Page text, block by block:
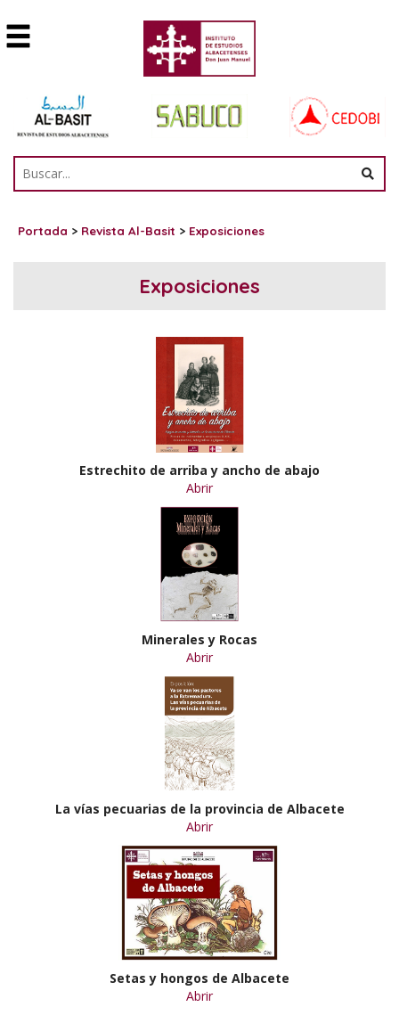
Portada > Revista Al-Basit > Exposiciones
Exposiciones
Estrechito de arriba y ancho de abajo
Abrir
Minerales y Rocas
Abrir
La vías pecuarias de la provincia de Albacete
Abrir
Setas y hongos de Albacete
Abrir